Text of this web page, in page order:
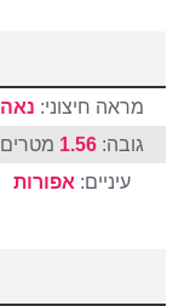
מראה חיצוני: נאה
גובה:1.56 מטרים
עיניים: אפורות